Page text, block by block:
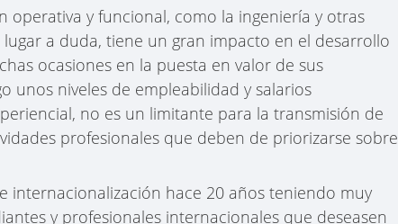
operativa y funcional, como la ingeniería y otras
a duda, tiene un gran impacto en el desarrollo
ocasiones en la puesta en valor de sus
unos niveles de empleabilidad y salarios
no es un limitante para la transmisión de
profesionales que deben de priorizarse sobre
internacionalización hace 20 años teniendo muy
y profesionales internacionales que deseasen